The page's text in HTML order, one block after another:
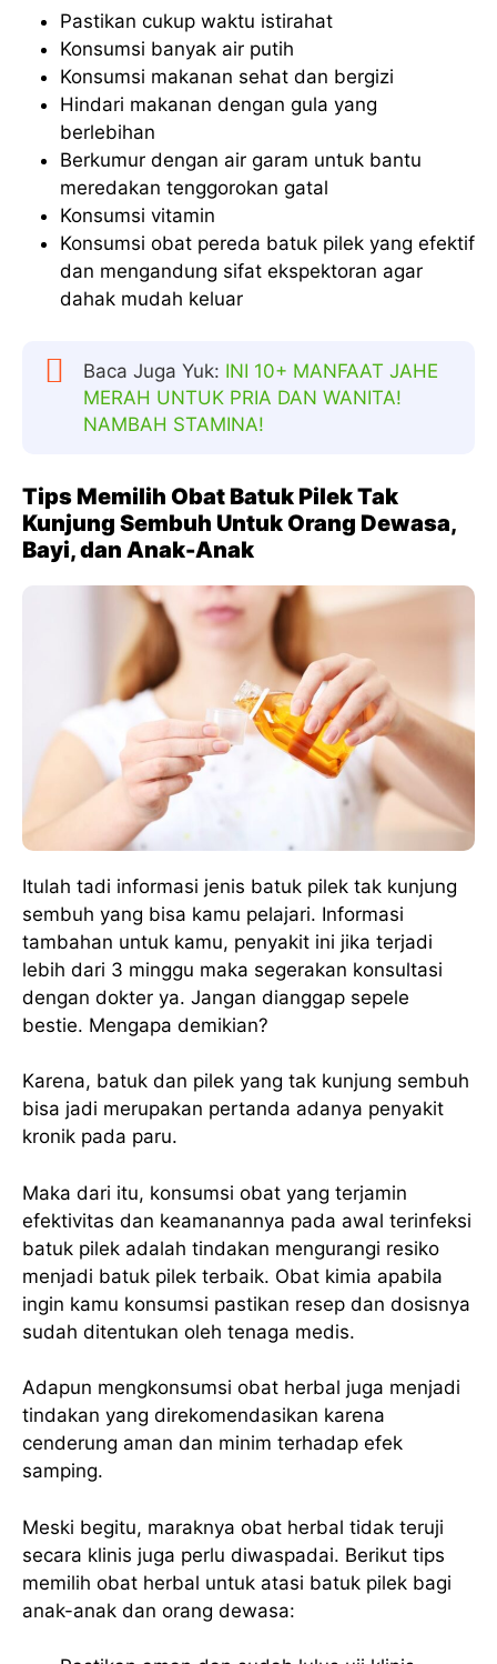
Pastikan cukup waktu istirahat
Konsumsi banyak air putih
Konsumsi makanan sehat dan bergizi
Hindari makanan dengan gula yang
berlebihan
Berkumur dengan air garam untuk bantu
meredakan tenggorokan gatal
Konsumsi vitamin
Konsumsi obat pereda batuk pilek yang efektif
dan mengandung sifat ekspektoran agar
dahak mudah keluar
Baca Juga Yuk: INI 10+ MANFAAT JAHE
MERAH UNTUK PRIA DAN WANITA!
NAMBAH STAMINA!
Tips Memilih Obat Batuk Pilek Tak
Kunjung Sembuh Untuk Orang Dewasa,
Bayi, dan Anak-Anak
Itulah tadi informasi jenis batuk pilek tak kunjung
sembuh yang bisa kamu pelajari. Informasi
tambahan untuk kamu, penyakit ini jika terjadi
lebih dari 3 minggu maka segerakan konsultasi
dengan dokter ya. Jangan dianggap sepele
bestie. Mengapa demikian?
Karena, batuk dan pilek yang tak kunjung sembuh
bisa jadi merupakan pertanda adanya penyakit
kronik pada paru.
Maka dari itu, konsumsi obat yang terjamin
efektivitas dan keamanannya pada awal terinfeksi
batuk pilek adalah tindakan mengurangi resiko
menjadi batuk pilek terbaik. Obat kimia apabila
ingin kamu konsumsi pastikan resep dan dosisnya
sudah ditentukan oleh tenaga medis.
Adapun mengkonsumsi obat herbal juga menjadi
tindakan yang direkomendasikan karena
cenderung aman dan minim terhadap efek
samping.
Meski begitu, maraknya obat herbal tidak teruji
secara klinis juga perlu diwaspadai. Berikut tips
memilih obat herbal untuk atasi batuk pilek bagi
anak-anak dan orang dewasa: